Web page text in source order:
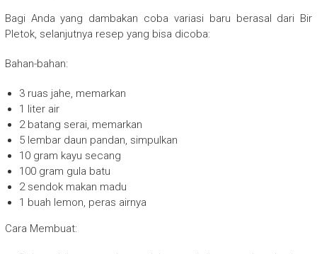
Bagi Anda yang dambakan coba variasi baru berasal dari Bir
Pletok, selanjutnya resep yang bisa dicoba:
Bahan-bahan:
3 ruas jahe, memarkan
1 liter air
2 batang serai, memarkan
5 lembar daun pandan, simpulkan
10 gram kayu secang
100 gram gula batu
2 sendok makan madu
1 buah lemon, peras airnya
Cara Membuat: